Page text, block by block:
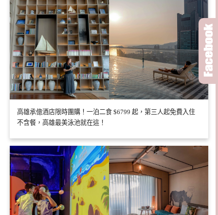
高雄承億酒店限時團購！一泊二食 $6799 起，第三人起免費入住
不含餐，高雄最美泳池就在這！